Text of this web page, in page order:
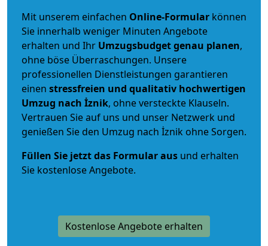
Mit unserem einfachen Online-Formular können
Sie innerhalb weniger Minuten Angebote
erhalten und Ihr Umzugsbudgetgenau planen,
ohne böse Überraschungen. Unsere
professionellen Dienstleistungen garantieren
einen stressfreien und qualitativ hochwertigen
Umzug nach İznik, ohne versteckte Klauseln.
Vertrauen Sie auf uns und unser Netzwerk und
genießen Sie den Umzug nach İznik ohne Sorgen.
Füllen Sie jetzt das Formular aus und erhalten
Sie kostenlose Angebote.
Kostenlose Angebote erhalten